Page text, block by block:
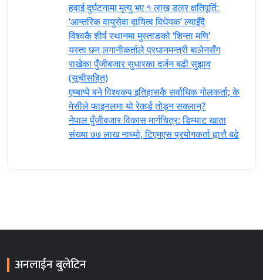
हवाई दुर्घटनामा मृत्यु भए १ लाख डलर क्षतिपूर्ति:
‘आन्तरिक वायुसेवा दायित्व विधेयक’ ल्याइँदै
विश्वकै शीर्ष स्थानमा मुस्ताङको ‘शिन्ता मणि’
यस्ता छन् लगानीकर्ताले प्रधानमन्त्री ‍बालेनसँग
राखेका पुँजीबजार सुधारका दर्जन बढी सुझाव
(सूचीसहित)
एम्बाप्पे बने विश्वकप इतिहासकै सर्वाधिक गोलकर्ता; के
मेसीले फाइनलमा यो रेकर्ड तोड्न सक्लान्?
नेपाल पुँजीबजार विकास मार्गचित्र: डिम्याट खाता
संख्या ७७ लाख नाघ्यो, टिएमएस प्रयोगकर्ता ह्वात्तै बढे
अनलाईन बुलेटिन